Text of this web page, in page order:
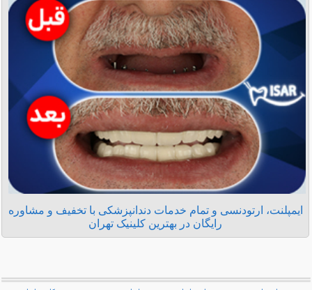
ایمپلنت، ارتودنسی و تمام خدمات دندانپزشکی با تخفیف و مشاوره
رایگان در بهترین کلینیک تهران